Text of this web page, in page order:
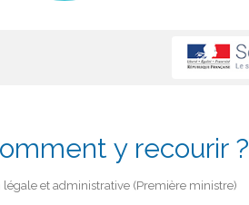
y recourir ?
et administrative (Première ministre)